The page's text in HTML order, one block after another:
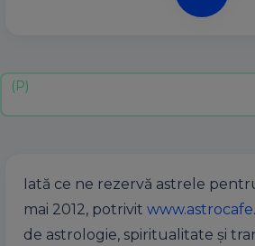
Iată ce ne rezervă astrele
mai 2012, potrivit
de astrologie, spiritualitate şi